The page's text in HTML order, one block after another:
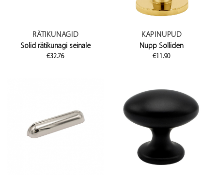
RÄTIKUNAGID
Solid rätikunagi seinale
€32.76
KAPINUPUD
Nupp Solliden
€11.90